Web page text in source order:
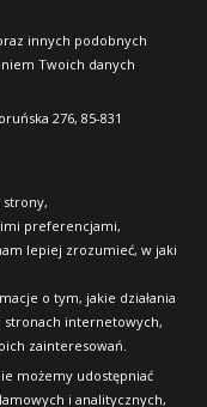
innych podobnych
Twoich danych
276, 85-831
strony,
preferencjami,
lepiej zrozumieć, w jaki
o tym, jakie działania
stronach internetowych,
zainteresowań.
możemy udostępniać
i analitycznych,